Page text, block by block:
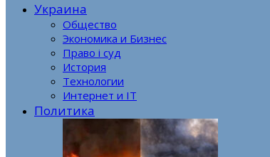
Украина
Общество
Экономика и Бизнес
Право і суд
История
Технологии
Интернет и IT
Политика